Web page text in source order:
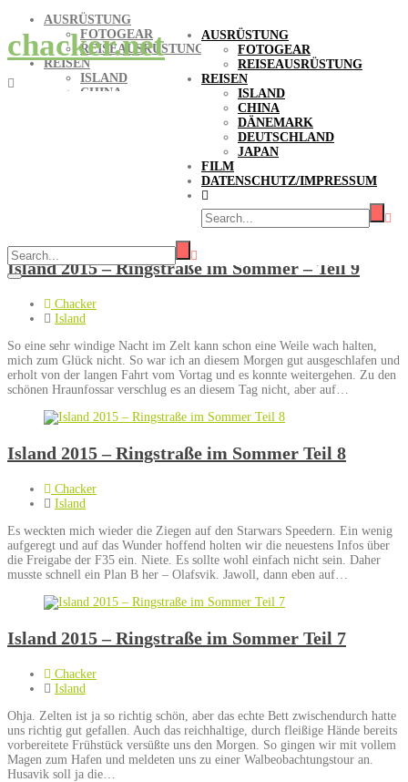
chacker.net
AUSRÜSTUNG
FOTOGEAR
REISEAUSRÜSTUNG
REISEN
ISLAND
CHINA
DÄNEMARK
DEUTSCHLAND
JAPAN
FILM
DATENSCHUTZ/IMPRESSUM
AUSRÜSTUNG
FOTOGEAR
REISEAUSRÜSTUNG
REISEN
ISLAND
CHINA
DATENSCHUTZ/IMPRESSUM
Island 2015 – Ringstraße im Sommer – Teil 9
Chacker
Island
So eine sehr windige Nacht im Zelt kann schon eine Weile wach halten,
mich zum Glück nicht. So war ich an diesem Morgen gut ausgeschlafen und
erholt von der langen Fahrt vom Vortag und es konnte weitergehen. Zu den
schönen Hraunfossar verschlug es an diesem Tag nicht, aber auf…
Island 2015 – Ringstraße im Sommer Teil 8
Chacker
Island
Es weckten mich wieder die Ziegen auf den Starwars Speedern. Ein wenig
aufgeregt und auf das Wunder hoffend holten wir die neuestens Infos über
die Freigabe der F35 ein. Niete. Es sollte wohl einfach nicht sein. Daher
musste schnell ein Plan B her – Olafsvik. Jawoll, dann eben auf…
Island 2015 – Ringstraße im Sommer Teil 7
Chacker
Island
Ohja. Zelten ist ja so richtig schön, aber das echte Bett zwischendurch hatte
uns richtig gut gefallen. Auch das reichhaltige, durch fleißige Hände bereits
vorbereitete Frühstück versüßte uns den Morgen. So gingen wir mit vollem
Magen zum Hafen und meldeten uns zu einer Walbeobachtungstour an.
Husavik soll ja die…